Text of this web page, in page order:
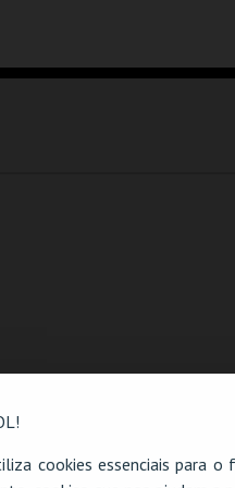
cookies essenciais para